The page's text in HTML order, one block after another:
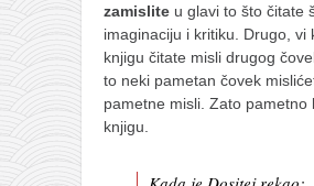
zamislite u glavi to što čitate
imaginaciju i kritiku. Drugo, vi
knjigu čitate misli drugog
to neki pametan čovek
pametne misli. Zato pametno
knjigu.